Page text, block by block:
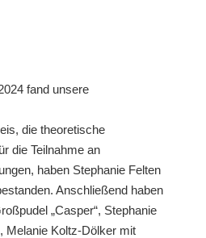
fand unsere
die theoretische
die Teilnahme an
haben Stephanie Felten
Anschließend haben
„Casper“, Stephanie
Melanie Koltz-Dölker mit